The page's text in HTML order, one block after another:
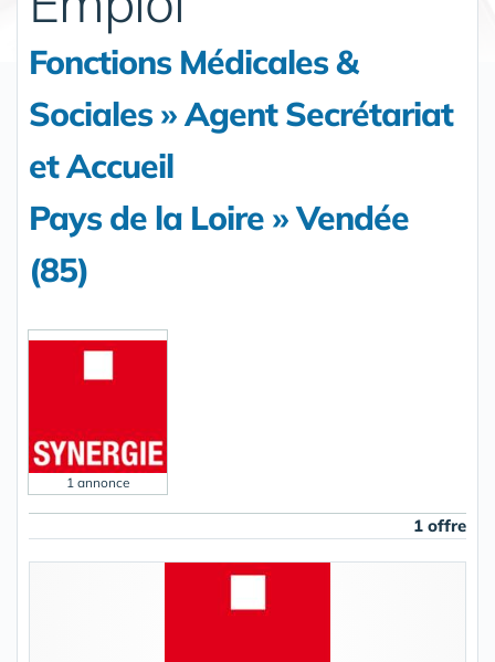
Fonctions Médicales &
Sociales » Agent Secrétariat
et Accueil
Pays de la Loire » Vendée
(85)
1 annonce
1 offre